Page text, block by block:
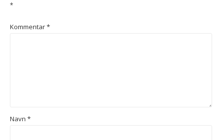
*
Kommentar*
Navn *